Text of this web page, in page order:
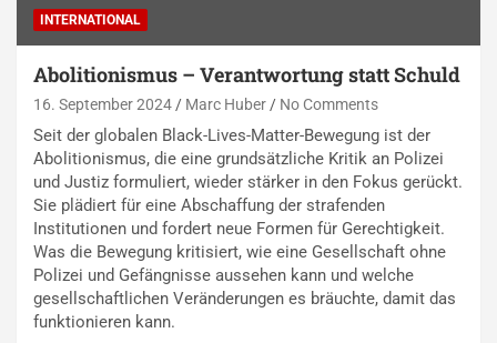
INTERNATIONAL
Abolitionismus – Verantwortung statt Schuld
16. September 2024 Marc Huber No Comments
Seit der globalen Black-Lives-Matter-Bewegung ist der
Abolitionismus, die eine grundsätzliche Kritik an Polizei
und Justiz formuliert, wieder stärker in den Fokus gerückt.
Sie plädiert für eine Abschaffung der strafenden
Institutionen und fordert neue Formen für Gerechtigkeit.
Was die Bewegung kritisiert, wie eine Gesellschaft ohne
Polizei und Gefängnisse aussehen kann und welche
gesellschaftlichen Veränderungen es bräuchte, damit das
funktionieren kann.